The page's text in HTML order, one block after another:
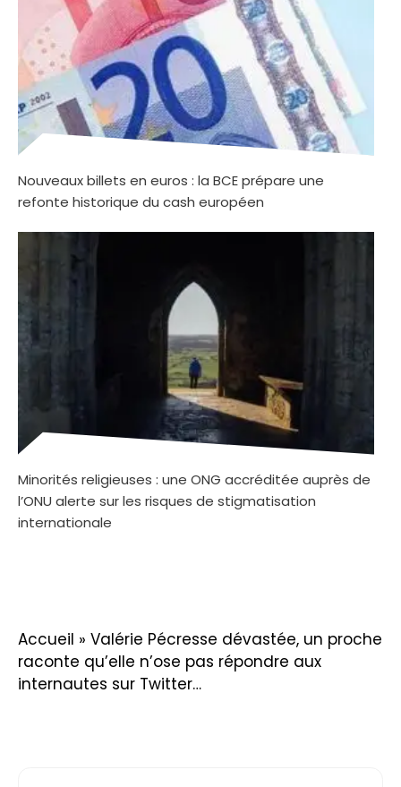
Nouveaux billets en euros : la BCE prépare une
refonte historique du cash européen
Minorités religieuses : une ONG accréditée auprès de
l’ONU alerte sur les risques de stigmatisation
internationale
Accueil » Valérie Pécresse dévastée, un proche
raconte qu’elle n’ose pas répondre aux
internautes sur Twitter…